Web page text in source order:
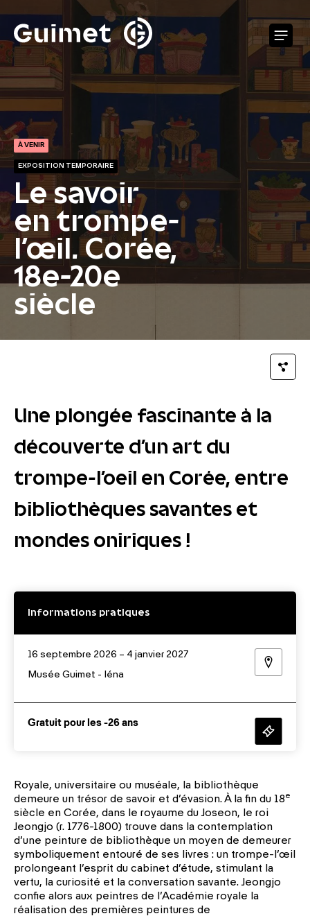
À VENIR
EXPOSITION TEMPORAIRE
Le savoir
en trompe-
l’œil. Corée,
18e-20e
siècle
Une plongée fascinante à la
découverte d'un art du
trompe-l'oeil en Corée, entre
bibliothèques savantes et
mondes oniriques !
Informations pratiques
16 septembre 2026 – 4 janvier 2027
Musée Guimet - Iéna
Gratuit pour les -26 ans
Royale, universitaire ou muséale, la bibliothèque
demeure un trésor de savoir et d’évasion. À la fin du 18 e
siècle en Corée, dans le royaume du Joseon, le roi
Jeongjo (r. 1776-1800) trouve dans la contemplation
d’une peinture de bibliothèque un moyen de demeurer
symboliquement entouré de ses livres : un trompe-l’œil
prolongeant l’esprit du cabinet d’étude, stimulant la
vertu, la curiosité et la conversation savante. Jeongjo
confie alors aux peintres de l’Académie royale la
réalisation des premières peintures de
Panneau de gestion des cookies